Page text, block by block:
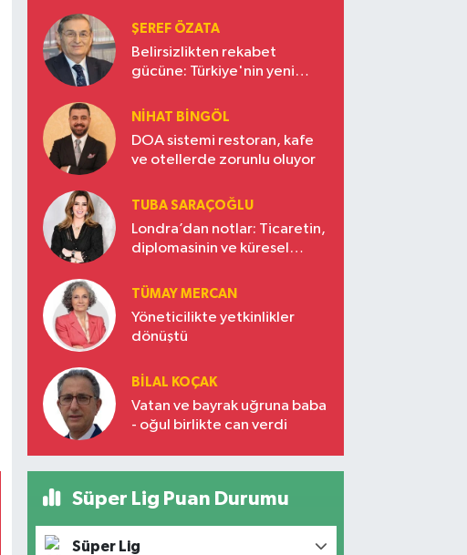
ŞEREF ÖZATA
Belirsizlikten rekabet
gücüne: Türkiye'nin yeni
NIHAT BINGÖL
DOA sistemi restoran, kafe
ve otellerde zorunlu oluyor
TUBA SARAÇOĞLU
Londra’dan notlar: Ticaretin,
diplomasinin ve küresel
Türkiye’nin yükselen gücü
TÜMAY MERCAN
Yöneticilikte yetkinlikler
dönüştü
BILAL KOÇAK
Vatan ve bayrak uğruna baba
- oğul birlikte can verdi
Süper Lig Puan Durumu
Süper Lig